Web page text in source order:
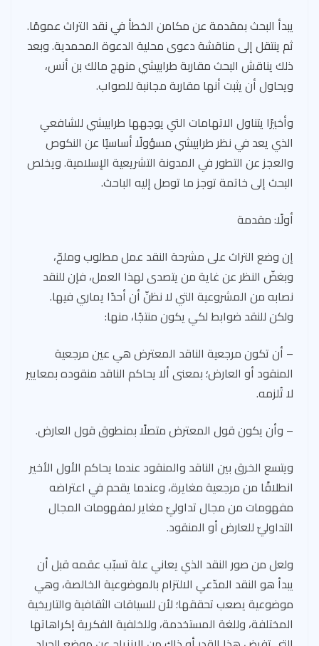
يبدأ البحث بمقدمة عن مكامن الخطأ في نقد التراث عمومًا.
ثم ينتقل إلى مناقشة دعوى محلية الدعوة المحمدية. وبعد
ذلك يناقش البحث مقاربة طرابيشي منهج مالك بن أنس،
ويحاول أن يثبت أنها مقاربة مجانبة للصواب.
وأخيرًا يتناول الاتهامات التي يوجهها طرابيشي للشافعي
الذي يعد في نظر طرابيشي مسؤولًا أساسيًا عن النكوص
والعجز عن التطور في المدونة التشريعية الإسلامية. ويخلص
البحث إلى خاتمة توجز ما توصل إليه الباحث.
أولًا: مقدمة
إن وضع التراث على مشرحة النقد عمل مطلوب وملحّ،
وبغضّ النظر عن غاية من يتصدى لهذا العمل، فإن للنقد
نصابه من المشروعية التي لا نظنّ أن أحدًا يماري فيها.
ولكن للنقد ضوابط لكي يكون منتجًا، منها:
– أن تكون مرجعية الناقد المعترض هي عين مرجعية
المنقود أو العارض؛ بمعنى ألا يحاكم الناقد منقوده بمعايير
لا تُلزمه.
– وأن يكون قول المعترض متصلًا بمنطوق قول العارض.
ويتسع الخرق بين الناقد والمنقود عندما يحاكم الأول الأخير
انطلاقًا من مرجعية مغايرة، وعندما يقحم في اعتراضه
مفهومات من مجال تداوليّ مغاير لمفهومات المجال
التداوليّ للعارض أو المنقود.
ولعل من صور النقد الذي يعاني علة تسبّب عقمه قبل أن
يبدأ هو النقد المدّعي الالتزام بالموضوعية الخالصة، وهي
موضوعية يصعب تحققها؛ لأن للسياقات الثقافية والتاريخية
المختلفة، وللغة المستخدمة، وللخلفية الفكرية إكراهاتها